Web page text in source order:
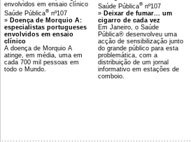
Saúde Pública® nº107
» Doença de Morquio A:
especialistas portugueses
envolvidos em ensaio
clínico
A doença de Morquio A
atinge, em média, uma em
cada 700 mil pessoas em
todo o Mundo.
Saúde Pública® nº107
» Deixar de fumar... um
cigarro de cada vez
Em Janeiro, o Saúde
Pública® desenvolveu uma
acção de sensibilização junto
do grande público para esta
problemática, com a
distribuição de um jornal
informativo em estações de
comboio.